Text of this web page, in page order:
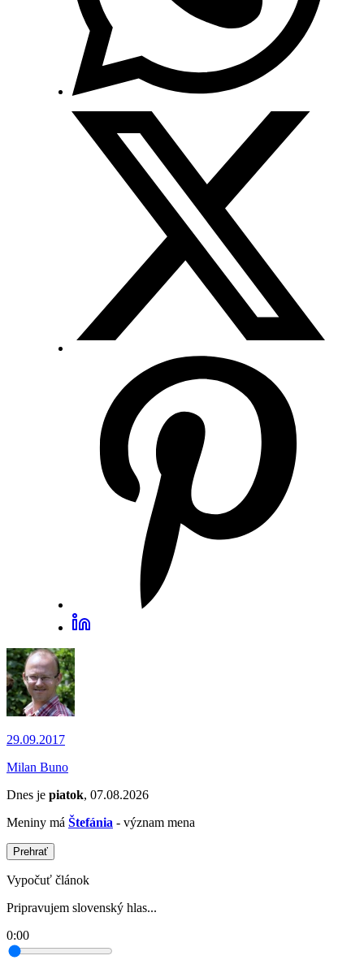
29.09.2017
Milan Buno
Dnes je piatok, 07.08.2026
Meniny má Štefánia - význam mena
Prehrať
Vypočuť článok
Pripravujem slovenský hlas...
0:00